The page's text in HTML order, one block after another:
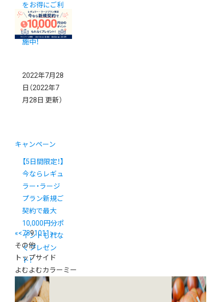
をお得にご利
用できるキャ
ンペーンを実
施中！
2022年7月28
日 （2022年7
月28日 更新）
キャンペーン
【5日間限定！】
今ならレギュ
ラー・ラージ
プラン新規ご
契約で最大
10,000円分ポ
イントもれな
くプレゼン
ト！
«<7891011 >»
その他
トップサイド
よむよむカラーミー